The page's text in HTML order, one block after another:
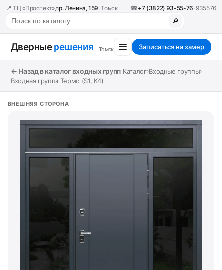
📍 ТЦ «Проспект»,пр. Ленина, 159, Томск ☎+7 (3822) 93-55-76· 935576
🔎
Дверныерешения Томск Записаться на замер
← Назад в каталог входных групп Каталог›Входные группы›
Входная группа Термо (S1, К4)
ВНЕШНЯЯ СТОРОНА